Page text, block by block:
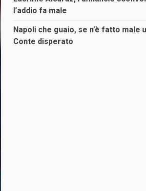
l’addio fa male
Napoli che guaio, se n’è fatto male
Conte disperato